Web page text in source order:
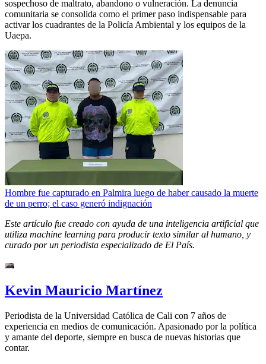
sospechoso de maltrato, abandono o vulneración. La denuncia
comunitaria se consolida como el primer paso indispensable para
activar los cuadrantes de la Policía Ambiental y los equipos de la
Uaepa.
Hombre fue capturado en Palmira luego de haber causado la muerte
de un perro; el caso generó indignación
Este artículo fue creado con ayuda de una inteligencia artificial que
utiliza machine learning para producir texto similar al humano, y
curado por un periodista especializado de El País.
Kevin Mauricio Martínez
Periodista de la Universidad Católica de Cali con 7 años de
experiencia en medios de comunicación. Apasionado por la política
y amante del deporte, siempre en busca de nuevas historias que
contar.